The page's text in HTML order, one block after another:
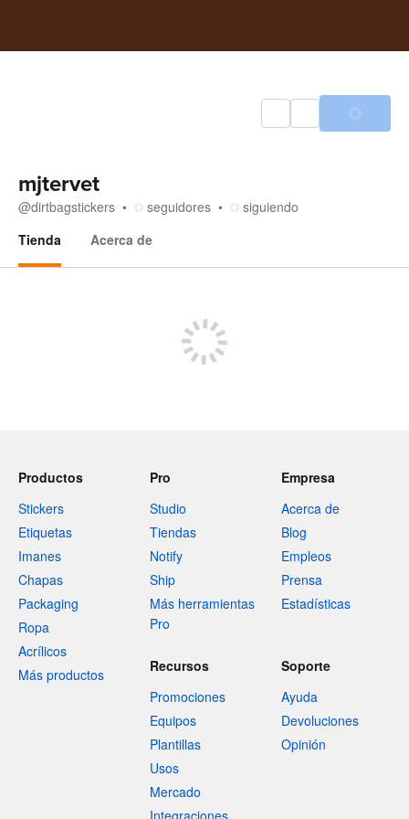
mjtervet
@dirtbagstickers seguidores
siguiendo
Tienda
Acerca de
Productos
Stickers
Etiquetas
Imanes
Chapas
Packaging
Ropa
Acrílicos
Más productos
Pro
Studio
Tiendas
Notify
Ship
Más herramientas
Pro
Empresa
Acerca de
Blog
Empleos
Prensa
Estadísticas
Recursos
Promociones
Equipos
Plantillas
Usos
Mercado
Integraciones
Soporte
Ayuda
Devoluciones
Opinión